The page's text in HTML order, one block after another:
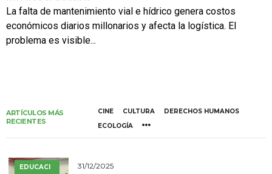
La falta de mantenimiento vial e hídrico genera costos
económicos diarios millonarios y afecta la logística. El
problema es visible...
ARTÍCULOS MÁS
RECIENTES
CINE CULTURA
DERECHOS HUMANOS
ECOLOGÍA
EDUCACI 31/12/2025